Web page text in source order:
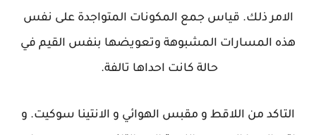
الامر ذلك. قياس جمع المكونات المتواجدة على نفس
هذه المسارات المشبوهة وتعويضها بنفس القيم في
حالة كانت احداها تالفة.
التاكد من اللاقط و مقبس الهوائي و الانتينا سوكيت. و